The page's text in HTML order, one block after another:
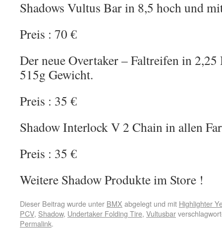
Shadows Vultus Bar in 8,5 hoch und
Preis : 70 €
Der neue Overtaker – Faltreifen in
515g Gewicht.
Preis : 35 €
Shadow Interlock V 2 Chain in allen
Preis : 35 €
Weitere Shadow Produkte im Store !
Dieser Beitrag wurde unter BMX abgelegt und mit Highlighter
PCV, Shadow, Undertaker Folding Tire, Vultusbar
Permalink.